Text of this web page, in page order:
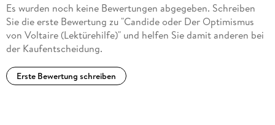
Es wurden noch keine Bewertungen abgegeben. Schreiben
Sie die erste Bewertung zu "Candide oder Der Optimismus
von Voltaire (Lektürehilfe)" und helfen Sie damit anderen bei
der Kaufentscheidung.
Erste Bewertung schreiben